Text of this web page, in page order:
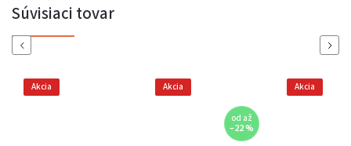
Súvisiaci tovar
Previous
Akcia Akcia
od až
–22 %
Akcia
Next